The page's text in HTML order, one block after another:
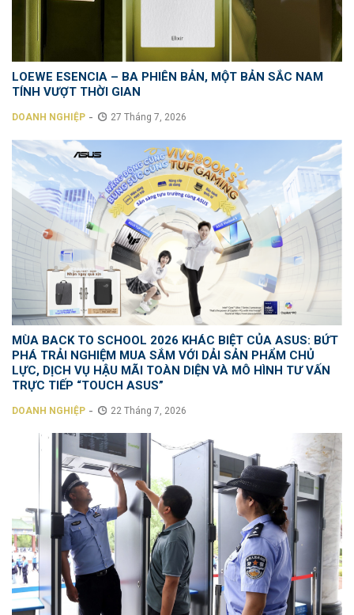
LOEWE ESENCIA – BA PHIÊN BẢN, MỘT BẢN SẮC NAM
TÍNH VƯỢT THỜI GIAN
DOANH NGHIỆP - 27 Tháng 7, 2026
MÙA BACK TO SCHOOL 2026 KHÁC BIỆT CỦA ASUS: BỨT
PHÁ TRẢI NGHIỆM MUA SẮM VỚI DẢI SẢN PHẨM CHỦ
LỰC, DỊCH VỤ HẬU MÃI TOÀN DIỆN VÀ MÔ HÌNH TƯ VẤN
TRỰC TIẾP “TOUCH ASUS”
DOANH NGHIỆP - 22 Tháng 7, 2026